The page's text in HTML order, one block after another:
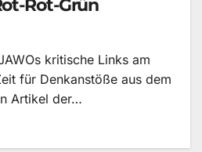
Rot-Grün
kritische Links am
für Denkanstöße aus dem
Artikel der…